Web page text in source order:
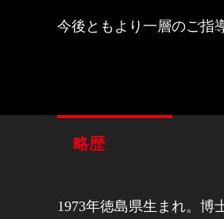
今後ともより一層のご指
略歴
1973年徳島県生まれ。博